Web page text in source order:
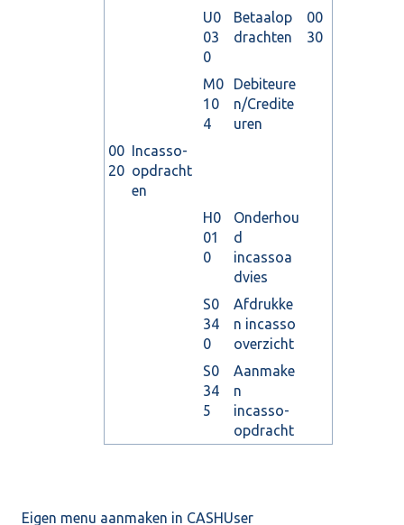
U0
03
0
Betaalop
drachten
00
30
M0
10
4
Debiteure
n/Credite
uren
00
20
Incasso-
opdracht
en
H0
01
0
Onderhou
d
incassoa
dvies
S0
34
0
Afdrukke
n incasso
overzicht
S0
34
5
Aanmake
n
incasso-
opdracht
Eigen menu aanmaken in CASHUser